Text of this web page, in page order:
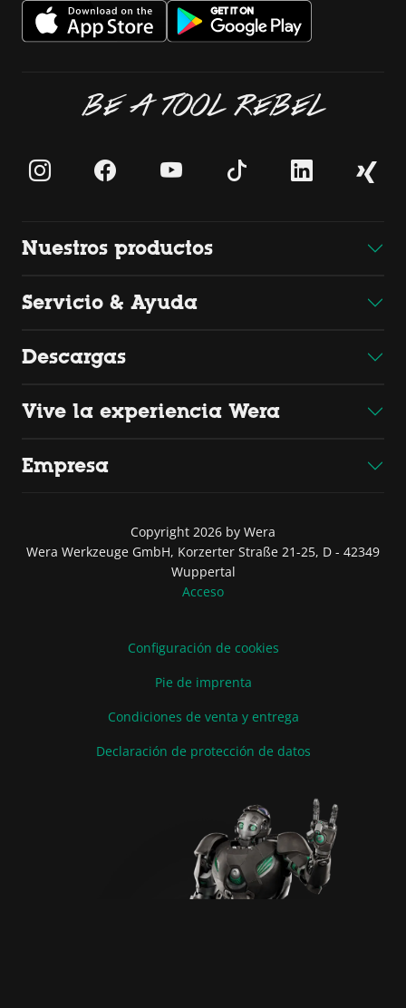
BE A TOOL REBEL
Nuestros productos
Servicio & Ayuda
Descargas
Vive la experiencia Wera
Empresa
Copyright 2026 by Wera
Wera Werkzeuge GmbH, Korzerter Straße 21-25, D - 42349
Wuppertal
Acceso
Configuración de cookies
Pie de imprenta
Condiciones de venta y entrega
Declaración de protección de datos